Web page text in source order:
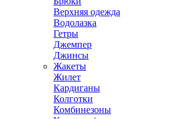
Верхняя одежда
Водолазка
Гетры
Джемпер
Джинсы
Жакеты
Жилет
Кардиганы
Колготки
Комбинезоны